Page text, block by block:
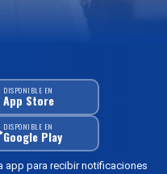
DISPONIBLE EN
App Store
DISPONIBLE EN
Google Play
app para recibir notificaciones